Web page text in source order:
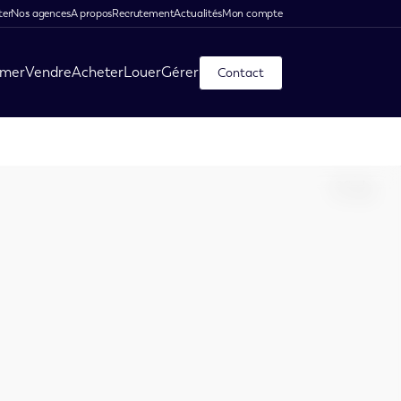
Nos agencesA proposRecrutementActualitésMon compte
VendreAcheterLouerGérer Contact